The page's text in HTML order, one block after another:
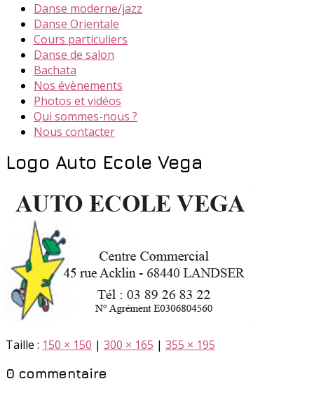
Danse moderne/jazz
Danse Orientale
Cours particuliers
Danse de salon
Bachata
Nos évènements
Photos et vidéos
Qui sommes-nous ?
Nous contacter
Logo Auto Ecole Vega
Taille : 150 × 150 | 300 × 165 | 355 × 195
0 commentaire